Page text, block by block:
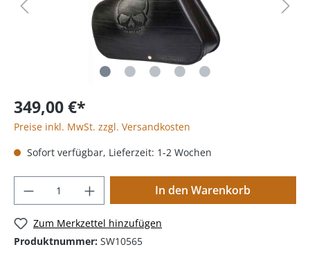
349,00 €*
Preise inkl. MwSt. zzgl. Versandkosten
Sofort verfügbar, Lieferzeit: 1-2 Wochen
In den Warenkorb
Zum Merkzettel hinzufügen
Produktnummer: SW10565